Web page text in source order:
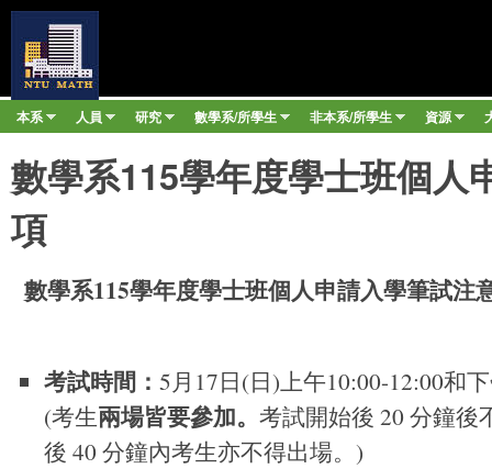
臺
大
數
學
系
Main menu
本系 人員 研究 數學系/所學生 非本系/所學生 資源
數學系115學年度學士班個人
項
數學系115學年度學士班個人申請入學筆試注
考試時間： 5月17日(日)上午10:00-12:00和
(考生兩場皆要參加。 考試開始後 20 分鐘後
後 40 分鐘內考生亦不得出場。)